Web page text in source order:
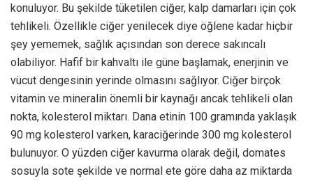
konuluyor. Bu şekilde tüketilen ciğer, kalp damarları için çok
tehlikeli. Özellikle ciğer yenilecek diye öğlene kadar hiçbir
şey yememek, sağlık açısından son derece sakıncalı
olabiliyor. Hafif bir kahvaltı ile güne başlamak, enerjinin ve
vücut dengesinin yerinde olmasını sağlıyor. Ciğer birçok
vitamin ve mineralin önemli bir kaynağı ancak tehlikeli olan
nokta, kolesterol miktarı. Dana etinin 100 gramında yaklaşık
90 mg kolesterol varken, karaciğerinde 300 mg kolesterol
bulunuyor. O yüzden ciğer kavurma olarak değil, domates
sosuyla sote şekilde ve normal ete göre daha az miktarda